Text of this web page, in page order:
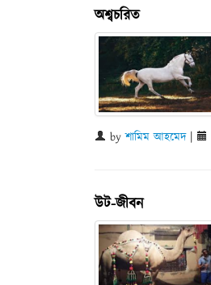
অশ্বচরিত
byশামিম আহমেদ|
উট-জীবন